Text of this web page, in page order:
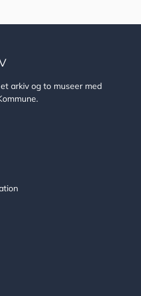
arkiv og to museer med